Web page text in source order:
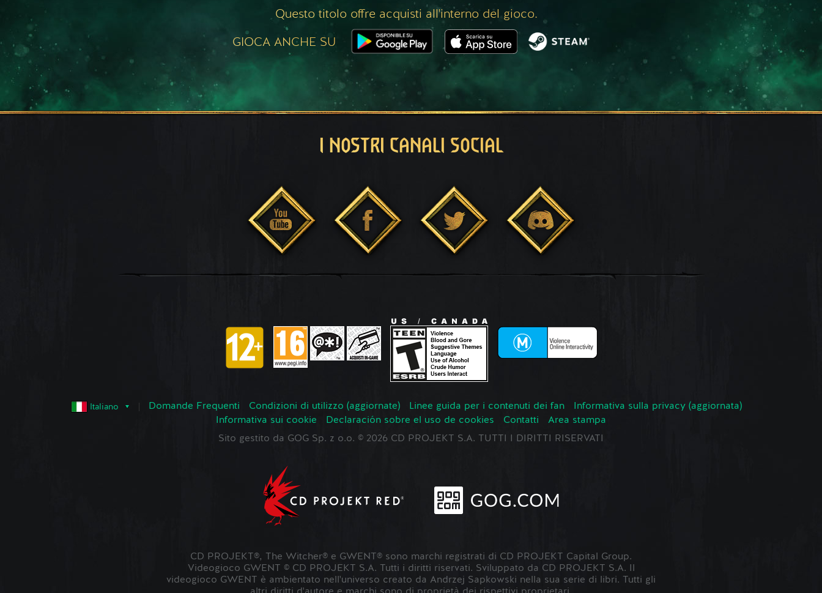
Questo titolo offre acquisti all'interno del gioco.
GIOCA ANCHE SU
I NOSTRI CANALI SOCIAL
Italiano Domande Frequenti Condizioni di utilizzo (aggiornate) Linee guida per i contenuti dei fan
Informativa sulla privacy (aggiornata)
Informativa sui cookie
Declaración sobre el uso de cookies Contatti
Area stampa
Sito gestito da GOG Sp. z o.o. © 2026 CD PROJEKT S.A. TUTTI I DIRITTI RISERVATI
CD PROJEKT®, The Witcher® e GWENT® sono marchi registrati di CD PROJEKT Capital Group.
Videogioco GWENT © CD PROJEKT S.A. Tutti i diritti riservati. Sviluppato da CD PROJEKT S.A. Il
videogioco GWENT è ambientato nell'universo creato da Andrzej Sapkowski nella sua serie di libri. Tutti gli